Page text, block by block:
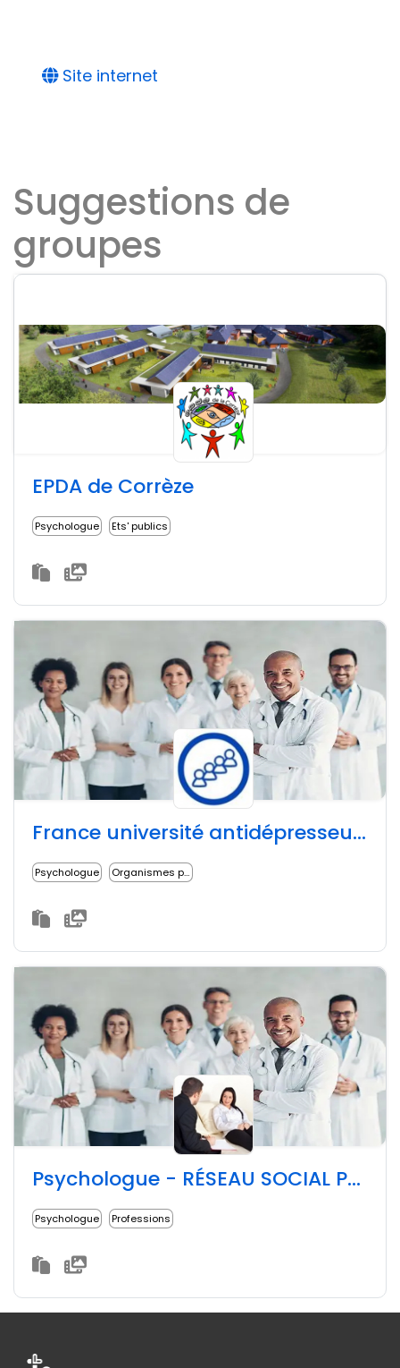
Site internet
Suggestions de
groupes
EPDA de Corrèze
Psychologue Ets' publics
France université antidépresseurs groupe d'études
Psychologue Organismes professionnels
Psychologue - RÉSEAU SOCIAL PUBLIC
Psychologue Professions